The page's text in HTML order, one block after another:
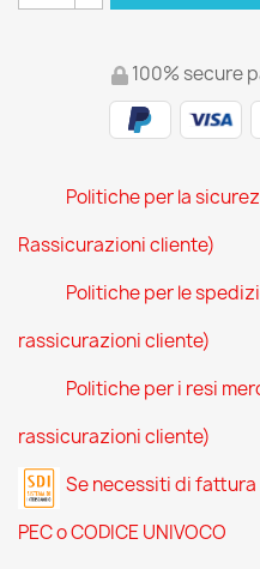
100% secure
Politiche per la
Rassicurazioni cliente)
Politiche per le
rassicurazioni cliente)
Politiche per i resi
rassicurazioni cliente)
Se necessiti di
PEC o CODICE UNIVOCO